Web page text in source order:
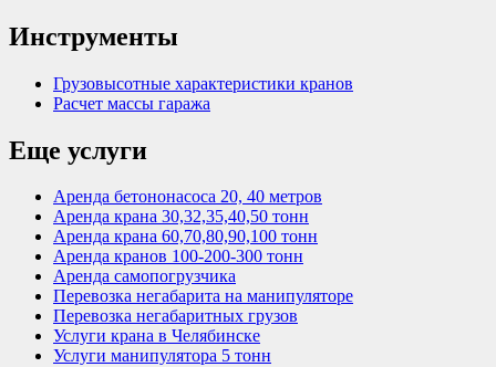
Инструменты
Грузовысотные характеристики кранов
Расчет массы гаража
Еще услуги
Аренда бетононасоса 20, 40 метров
Аренда крана 30,32,35,40,50 тонн
Аренда крана 60,70,80,90,100 тонн
Аренда кранов 100-200-300 тонн
Аренда самопогрузчика
Перевозка негабарита на манипуляторе
Перевозка негабаритных грузов
Услуги крана в Челябинске
Услуги манипулятора 5 тонн